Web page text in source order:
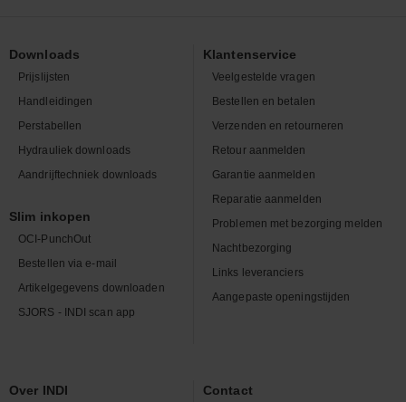
Downloads
Prijslijsten
Handleidingen
Perstabellen
Hydrauliek downloads
Aandrijftechniek downloads
Slim inkopen
OCI-PunchOut
Bestellen via e-mail
Artikelgegevens downloaden
SJORS - INDI scan app
Klantenservice
Veelgestelde vragen
Bestellen en betalen
Verzenden en retourneren
Retour aanmelden
Garantie aanmelden
Reparatie aanmelden
Problemen met bezorging melden
Nachtbezorging
Links leveranciers
Aangepaste openingstijden
Over INDI Contact